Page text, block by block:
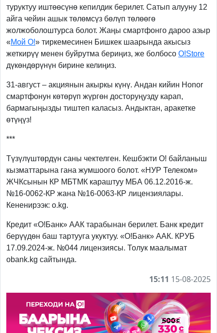
туруктуу иштөөсүнө кепилдик берилет. Сатып алууну 12
айга чейин ашык төлөмсүз бөлүп төлөөгө
жолжоболоштурса болот. Жаңы смартфонго дароо азыр
«Мой О!» тиркемесинен Бишкек шаарында акысыз
жеткирүү менен буйрутма бериңиз, же болбосо O!Store
дүкөндөрүнүн бирине келиңиз.
31-август – акциянын акыркы күнү. Андан кийин Honor
смартфонун көтөрүп жүргөн досторуңузду карап,
бармагыңызды тиштеп каласыз. Андыктан, аракетке
өтүңүз!
***
Түзүлүштөрдүн саны чектелген. Кешбэкти О! байланыш
кызматтарына гана жумшоого болот. «НУР Телеком»
ЖЧКсынын КР МБТМК караштуу МБА 06.12.2016-ж.
№16-0062-КР жана №16-0063-КР лицензиялары.
Кененирээк: o.kg.
Кредит «О!Банк» ААК тарабынан берилет. Банк кредит
берүүдөн баш тартууга укуктуу. «О!Банк» ААК. КРУБ
17.09.2024-ж. №044 лицензиясы. Толук маалымат
obank.kg сайтында.
15:11 15-08-2025